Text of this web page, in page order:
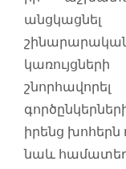
իրենց խոհերն
նաև համատեղ